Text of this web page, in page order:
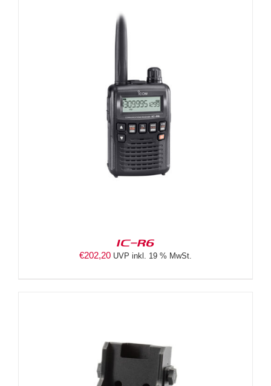
IC-R6
€202,20 UVP inkl. 19 % MwSt.